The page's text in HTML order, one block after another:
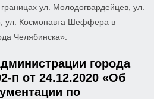
ул. Молодогвардейцев, ул.
ул. Космонавта Шеффера в
Челябинска»:
города
п от 24.12.2020 «Об
по